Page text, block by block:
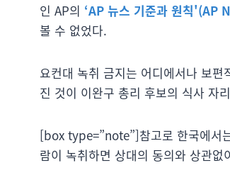
인 AP의 ‘AP 뉴스 기준과 원칙'(AP
볼 수 없었다.
요컨대 녹취 금지는 어디에서나 보
진 것이 이완구 총리 후보의 식사 자
[box type=”note”]참고로 한국에서
람이 녹취하면 상대의 동의와 상관